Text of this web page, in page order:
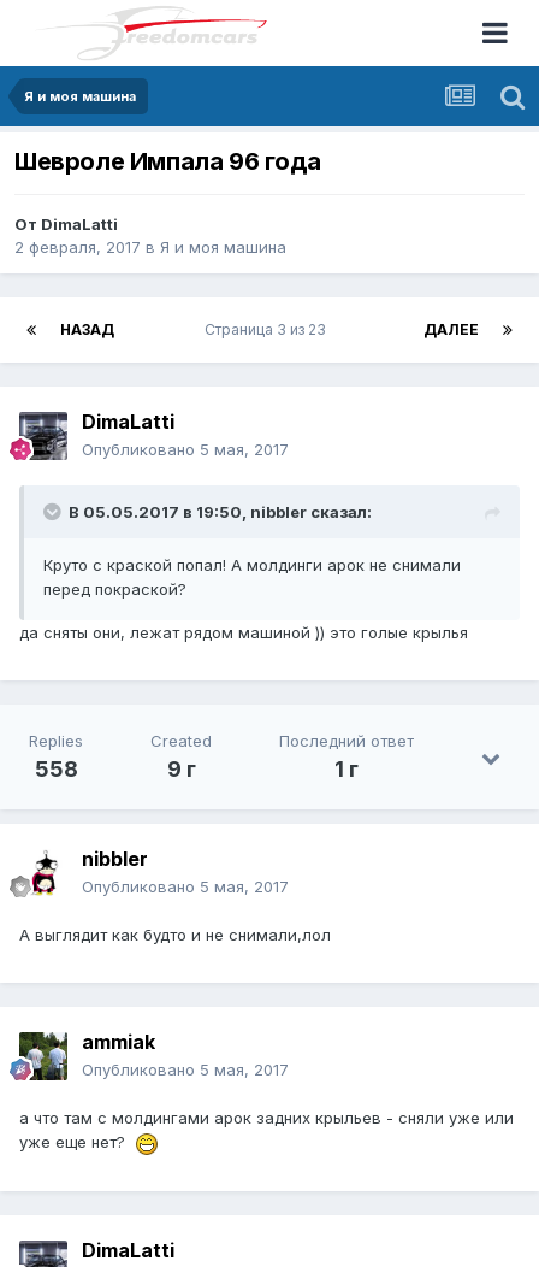
Я и моя машина
Шевроле Импала 96 года
От DimaLatti
2 февраля, 2017 в Я и моя машина
НАЗАД ДАЛЕЕ
Страница 3 из 23
DimaLatti
Опубликовано 5 мая, 2017
В 05.05.2017 в 19:50, nibbler сказал:
Круто с краской попал! А молдинги арок не снимали
перед покраской?
да сняты они, лежат рядом машиной )) это голые крылья
Replies
558
Created
9 г
Последний ответ
1 г
nibbler
Опубликовано 5 мая, 2017
А выглядит как будто и не снимали,лол
ammiak
Опубликовано 5 мая, 2017
а что там с молдингами арок задних крыльев - сняли уже или
уже еще нет?
DimaLatti